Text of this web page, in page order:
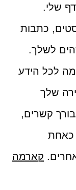
שלי.
כתבות
לשלך.
לכל הידע
שלך
קשרים,
קארמה